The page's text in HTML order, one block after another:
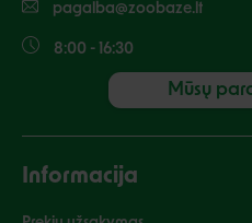
pagalba@zoobaze.lt
8:00 - 16:30
Mūsų
Informacija